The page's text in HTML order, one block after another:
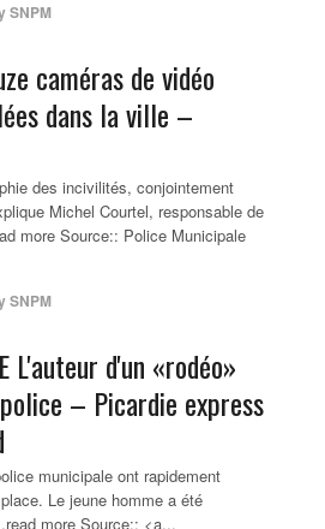
SNPM
caméras de vidéo
dans la ville –
des incivilités, conjointement
Michel Courtel, responsable de
more Source:: Police Municipale
SNPM
L'auteur d'un «rodéo»
police – Picardie express
municipale ont rapidement
Le jeune homme a été
more Source:: <a...